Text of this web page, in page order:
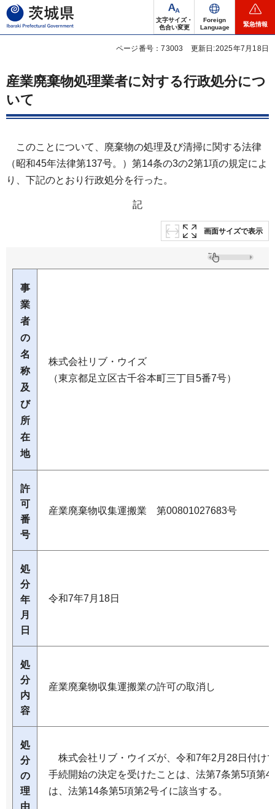
茨城県
文字サイズ・
色合い変更
Foreign
Language
緊急情報
ページ番号：73003 更新日:2025年7月18日
産業廃棄物処理業者に対する行政処分につ
いて
このことについて、廃棄物の処理及び清掃に関する法律
（昭和45年法律第137号。）第14条の3の2第1項の規定によ
り、下記のとおり行政処分を行った。
記
画面サイズで表示
事
業
者
の
名
称
及
び
所
在
地
株式会社リブ・ウイズ
（東京都足立区古千谷本町三丁目5番7号）
許
可
番
号
産業廃棄物収集運搬業 第00801027683号
処
分
年
月
日
令和7年7月18日
処
分
内
容
産業廃棄物収集運搬業の許可の取消し
処
分
の
理
由
株式会社リブ・ウイズが、令和7年2月28日付け
手続開始の決定を受けたことは、法第7条第5項第
は、法第14条第5項第2号イに該当する。